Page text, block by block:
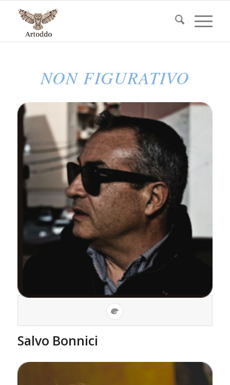
NON FIGURATIVO
Salvo Bonnici